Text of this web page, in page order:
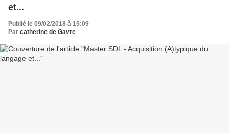
et...
Publié le 09/02/2018 à 15:09
Par catherine de Gavre